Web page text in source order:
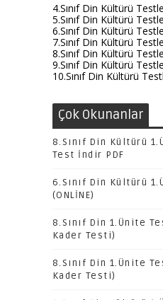
4.Sınıf Din Kültürü
5.Sınıf Din Kültürü
6.Sınıf Din Kültürü
7.Sınıf Din Kültürü
8.Sınıf Din Kültürü
9.Sınıf Din Kültürü
10.Sınıf Din Kültürü
Çok Okunanlar
8.Sınıf Din Kültürü
Test İndir PDF
6.Sınıf Din Kültürü
(ONLİNE)
8.Sınıf Din 1.Ünite
Kader Testi)
8.Sınıf Din 1.Ünite
Kader Testi)